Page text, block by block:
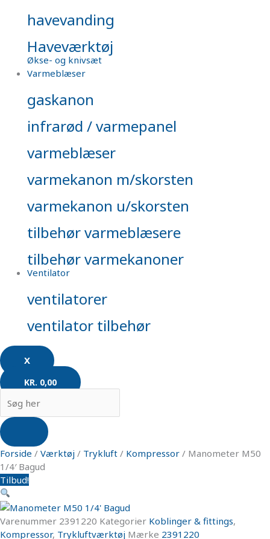
havevanding
Haveværktøj
Økse- og knivsæt
Varmeblæser
gaskanon
infrarød / varmepanel
varmeblæser
varmekanon m/skorsten
varmekanon u/skorsten
tilbehør varmeblæsere
tilbehør varmekanoner
Ventilator
ventilatorer
ventilator tilbehør
X
KR. 0,00
Forside / Værktøj / Trykluft / Kompressor / Manometer M50
1/4′ Bagud
Tilbud!
Varenummer 2391220 Kategorier Koblinger & fittings,
Kompressor, Trykluftværktøj Mærke 2391220